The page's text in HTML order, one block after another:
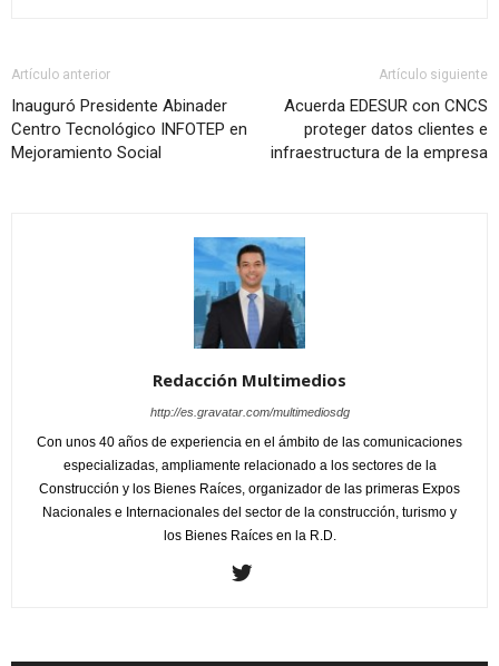
Artículo anterior
Inauguró Presidente Abinader
Centro Tecnológico INFOTEP en
Mejoramiento Social
Artículo siguiente
Acuerda EDESUR con CNCS
proteger datos clientes e
infraestructura de la empresa
Redacción Multimedios
http://es.gravatar.com/multimediosdg
Con unos 40 años de experiencia en el ámbito de las comunicaciones
especializadas, ampliamente relacionado a los sectores de la
Construcción y los Bienes Raíces, organizador de las primeras Expos
Nacionales e Internacionales del sector de la construcción, turismo y
los Bienes Raíces en la R.D.